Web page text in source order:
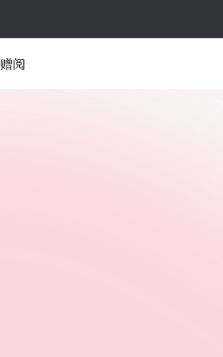
赠阅